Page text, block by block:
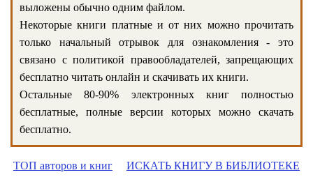
выложены обычно одним файлом.
Некоторые книги платные и от них можно прочитать
только начальный отрывок для ознакомления - это
связано с политикой правообладателей, запрещающих
бесплатно читать онлайн и скачивать их книги.
Остальные 80-90% электронных книг полностью
бесплатные, полные версии которых можно скачать
бесплатно.
ТОП авторов и книг ИСКАТЬ КНИГУ В БИБЛИОТЕКЕ